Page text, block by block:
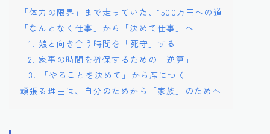
「体力の限界」まで走っていた、1500万円への道
「なんとなく仕事」から「決めて仕事」へ
1. 娘と向き合う時間を「死守」する
2. 家事の時間を確保するための「逆算」
3. 「やることを決めて」から席につく
頑張る理由は、自分のためから「家族」のためへ